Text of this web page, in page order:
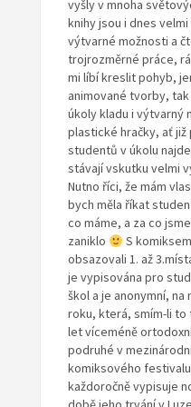
vyšly v mnoha
knihy jsou i dnes
výtvarné možnosti a
trojrozměrné práce,
mi líbí kreslit pohyb,
animované tvorby,
úkoly kladu i výtvarný
plastické hračky, ať
studentů v úkolu
stávají vskutku velmi
Nutno říci, že mám
bych měla říkat
co máme, a za co
zaniklo
S
obsazovali 1. až
je vypisována pro
škol a je anonymní,
roku, která, smím-li
let víceméně
podruhé v
komiksového
každoročně vypisuje